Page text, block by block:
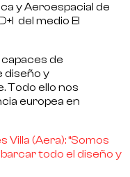
y Aeroespacial de
del medio El
capaces de
diseño y
Todo ello nos
europea en
Villa (Aera): “Somos
todo el diseño y